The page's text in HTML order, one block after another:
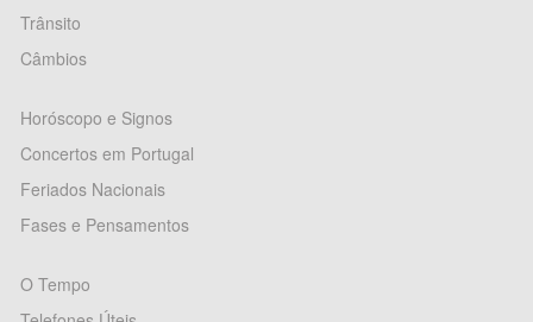
Trânsito
Câmbios
Horóscopo e Signos
Concertos em Portugal
Feriados Nacionais
Fases e Pensamentos
O Tempo